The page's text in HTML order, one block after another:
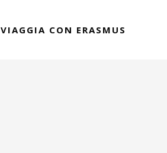
VIAGGIA CON ERASMUS